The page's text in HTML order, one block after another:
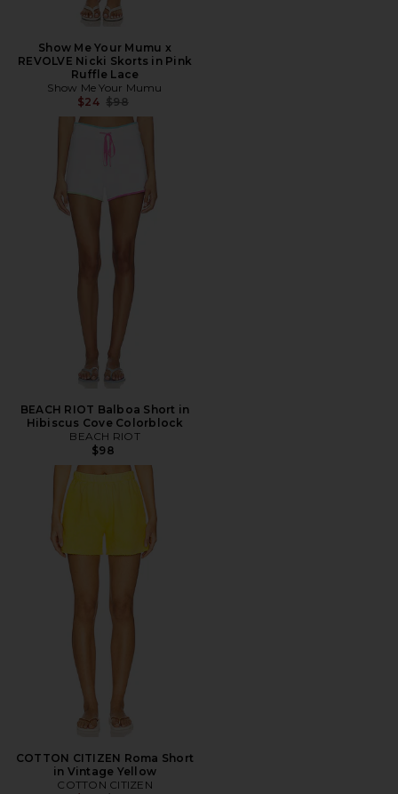
Show Me Your Mumu x
REVOLVE Nicki Skorts in Pink
Ruffle Lace
Show Me Your Mumu
$24 Preço anterior:
$98
BEACH RIOT Balboa Short in
Hibiscus Cove Colorblock
BEACH RIOT
$98
COTTON CITIZEN Roma Short
in Vintage Yellow
COTTON CITIZEN